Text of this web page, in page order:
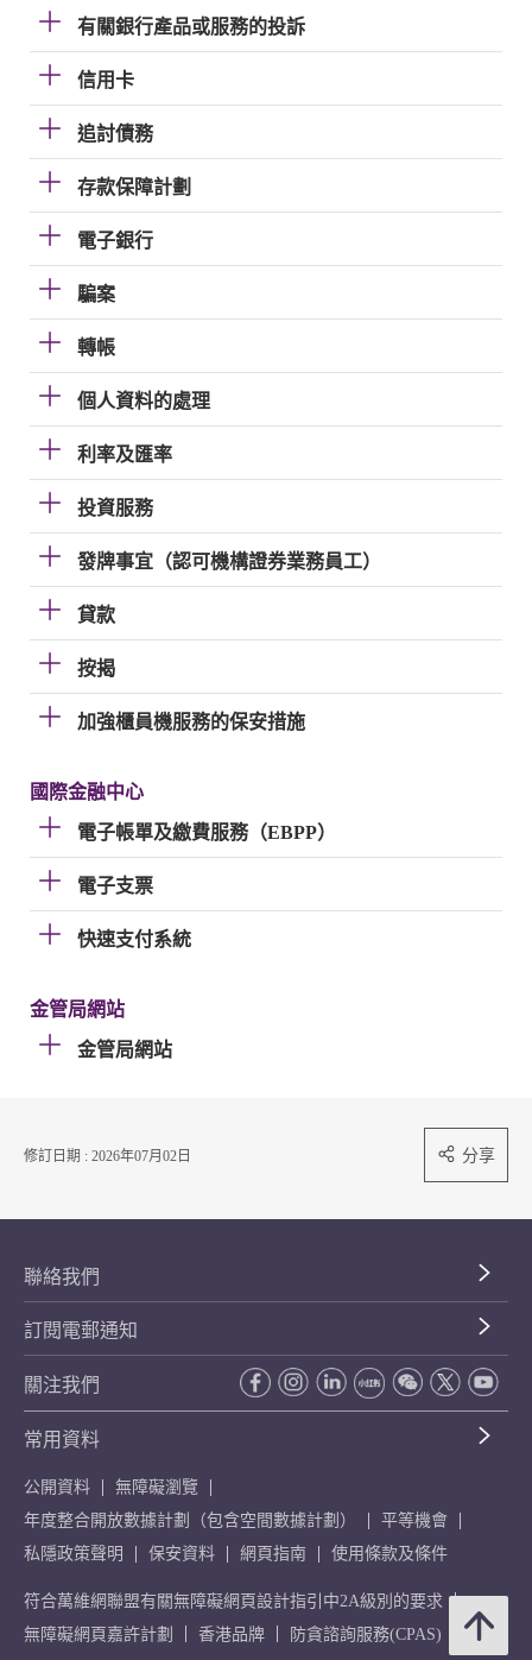
有關銀行產品或服務的投訴
信用卡
追討債務
存款保障計劃
電子銀行
騙案
轉帳
個人資料的處理
利率及匯率
投資服務
發牌事宜（認可機構證券業務員工）
貸款
按揭
加強櫃員機服務的保安措施
國際金融中心
電子帳單及繳費服務（EBPP）
電子支票
快速支付系統
金管局網站
金管局網站
修訂日期 : 2026年07月02日 分享
聯絡我們
訂閱電郵通知
關注我們
常用資料
公開資料
無障礙瀏覽
年度整合開放數據計劃（包含空間數據計劃）
平等機會
私隱政策聲明
保安資料 網頁指南 使用條款及條件
符合萬維網聯盟有關無障礙網頁設計指引中2A級別的要求
無障礙網頁嘉許計劃
香港品牌 防貪諮詢服務(CPAS)